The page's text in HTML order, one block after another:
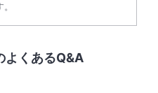
よくあるQ&A